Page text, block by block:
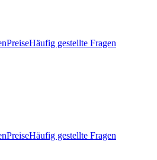
PreiseHäufig gestellte Fragen
PreiseHäufig gestellte Fragen